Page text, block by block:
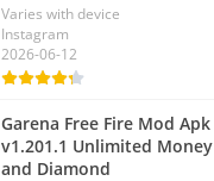
Varies with device
Instagram
2026-06-12
Garena Free Fire Mod Apk
v1.201.1 Unlimited Money
and Diamond